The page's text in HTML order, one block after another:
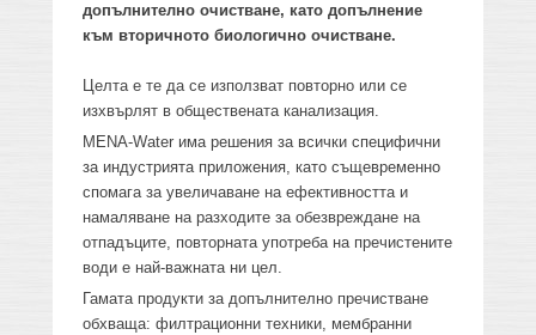
допълнително очистване, като допълнение
към вторичното биологично очистване.
Целта е те да се използват повторно или се
изхвърлят в обществената канализация.
MENA-Water има решения за всички специфични
за индустрията приложения, като същевременно
спомага за увеличаване на ефективността и
намаляване на разходите за обезвреждане на
отпадъците, повторната употреба на пречистените
води е най-важната ни цел.
Гамата продукти за допълнително пречистване
обхваща: филтрационни техники, мембранни